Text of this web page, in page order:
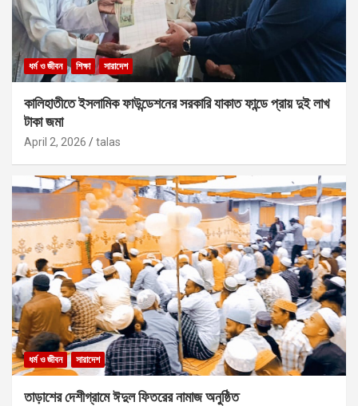
ধর্ম ও জীবন শিক্ষা সারাদেশ
কালিহাতীতে ইসলামিক ফাউন্ডেশনের সরকারি যাকাত ফান্ডে প্রায় দুই লাখ
টাকা জমা
April 2, 2026 talas
ধর্ম ও জীবন সারাদেশ
তাড়াশের দেশীগ্রামে ঈদুল ফিতরের নামাজ অনুষ্ঠিত